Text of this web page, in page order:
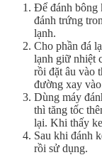
Để đánh bông
đánh trứng
lạnh.
Cho phần đá
lạnh giữ nhiệt
rồi đặt âu vào
đường xay
Dùng máy
thì tăng tốc
lại. Khi thấy
Sau khi đánh
rồi sử dụng.